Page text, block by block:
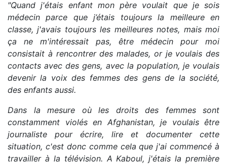
"Quand j'étais enfant mon père voulait que je sois
médecin parce que j’étais toujours la meilleure en
classe, j'avais toujours les meilleures notes, mais moi
ça ne m'intéressait pas, être médecin pour moi
consistait à rencontrer des malades, or je voulais des
contacts avec des gens, avec la population, je voulais
devenir la voix des femmes des gens de la société,
des enfants aussi.
Dans la mesure où les droits des femmes sont
constamment violés en Afghanistan, je voulais être
journaliste pour écrire, lire et documenter cette
situation, c'est donc comme cela que j'ai commencé à
travailler à la télévision. A Kaboul, j'étais la première